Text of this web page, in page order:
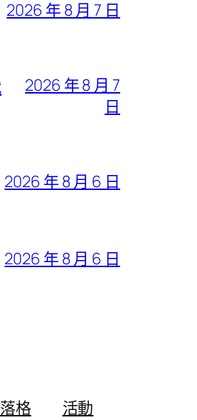
2026 年 8 月 7 日
2026 年 8 月 7
日
2026 年 8 月 6 日
2026 年 8 月 6 日
格
活動